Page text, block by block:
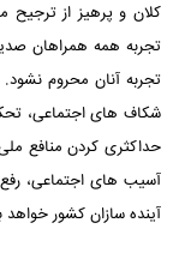
کلان و پرهیز از ترجیح
تجربه همه همراهان
تجربه آنان محروم
شکاف های اجتماعی،
حداکثری کردن منافع
آسیب های اجتماعی،
آینده سازان کشور خواهد